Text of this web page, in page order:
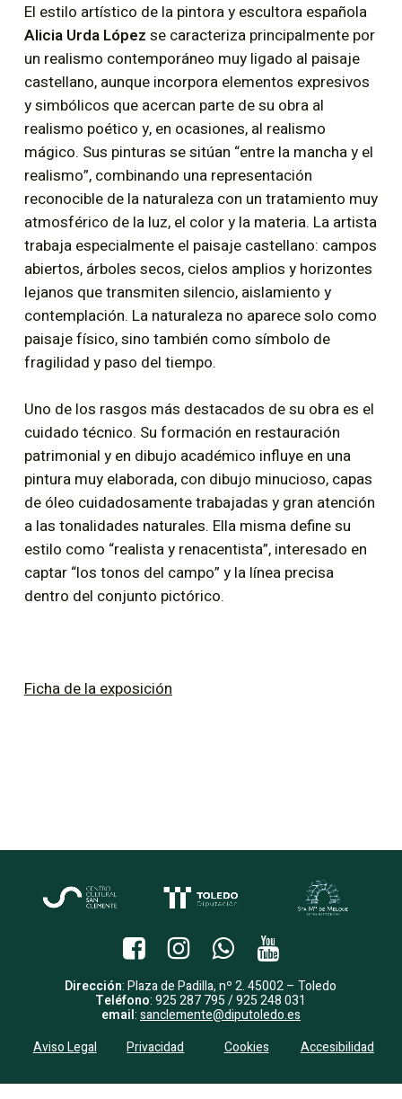
El estilo artístico de la pintora y escultora española
Alicia Urda López se caracteriza principalmente por
un realismo contemporáneo muy ligado al paisaje
castellano, aunque incorpora elementos expresivos
y simbólicos que acercan parte de su obra al
realismo poético y, en ocasiones, al realismo
mágico. Sus pinturas se sitúan “entre la mancha y el
realismo”, combinando una representación
reconocible de la naturaleza con un tratamiento muy
atmosférico de la luz, el color y la materia. La artista
trabaja especialmente el paisaje castellano: campos
abiertos, árboles secos, cielos amplios y horizontes
lejanos que transmiten silencio, aislamiento y
contemplación. La naturaleza no aparece solo como
paisaje físico, sino también como símbolo de
fragilidad y paso del tiempo.
Uno de los rasgos más destacados de su obra es el
cuidado técnico. Su formación en restauración
patrimonial y en dibujo académico influye en una
pintura muy elaborada, con dibujo minucioso, capas
de óleo cuidadosamente trabajadas y gran atención
a las tonalidades naturales. Ella misma define su
estilo como “realista y renacentista”, interesado en
captar “los tonos del campo” y la línea precisa
dentro del conjunto pictórico.
Ficha de la exposición
Dirección: Plaza de Padilla, nº 2. 45002 – Toledo
Teléfono: 925 287 795 / 925 248 031
email:sanclemente@diputoledo.es
Aviso Legal
Privacidad Cookies Accesibilidad